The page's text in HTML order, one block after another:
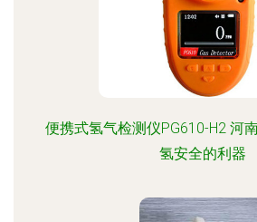
便携式氢气检测仪PG610-H2 河
氢安全的利器